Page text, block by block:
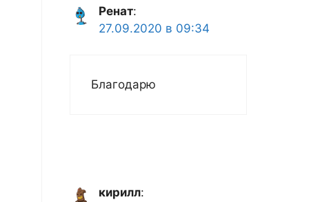
Ренат:
27.09.2020 в 09:34
Благодарю
кирилл: